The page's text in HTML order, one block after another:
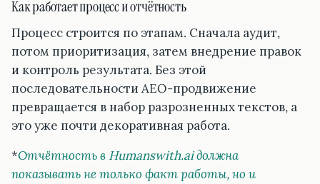
Как работает процесс и отчётность
Процесс строится по этапам. Сначала аудит,
потом приоритизация, затем внедрение правок
и контроль результата. Без этой
последовательности AEO-продвижение
превращается в набор разрозненных текстов, а
это уже почти декоративная работа.
*Отчётность в Humanswith.ai должна
показывать не только факт работы, но и